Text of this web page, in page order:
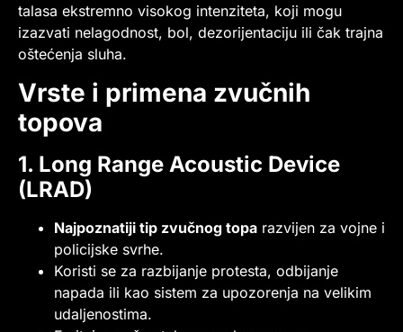
talasa ekstremno visokog intenziteta, koji mogu
izazvati nelagodnost, bol, dezorijentaciju ili čak trajna
oštećenja sluha.
Vrste i primena zvučnih
topova
1. Long Range Acoustic Device
(LRAD)
Najpoznatiji tip zvučnog topa razvijen za vojne i
policijske svrhe.
Koristi se za razbijanje protesta, odbijanje
napada ili kao sistem za upozorenja na velikim
udaljenostima.